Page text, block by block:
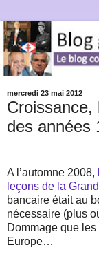
mercredi 23 mai 2012
Croissance,
des années
A l’automne 2008,
leçons de la
bancaire était au
nécessaire (plus
Dommage que
Europe…